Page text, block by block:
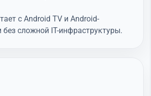
с Android TV и Android-
без сложной IT-инфраструктуры.